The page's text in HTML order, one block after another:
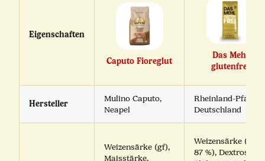
Eigenschaften
Caputo Fioreglut
Das Mehl
glutenfrei
Hersteller
Mulino Caputo,
Neapel
Rheinland-Pfalz,
Deutschland
Weizensärke (gf),
Maisstärke,
Weizensärke (gf,
87 %), Dextrose,